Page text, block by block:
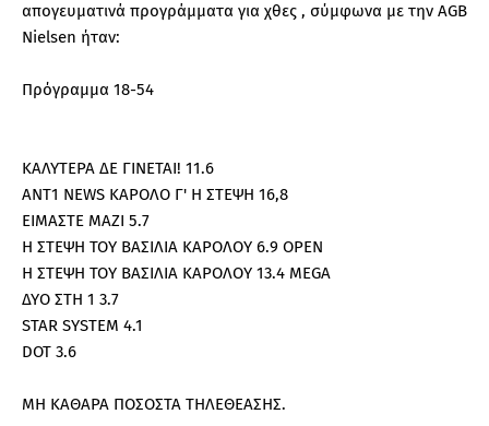
απογευματινά προγράμματα για χθες , σύμφωνα με την AGB
Nielsen ήταν:
Πρόγραμμα 18-54
ΚΑΛΥΤΕΡΑ ΔΕ ΓΙΝΕΤΑΙ! 11.6
ΑΝΤ1 NEWS ΚΑΡΟΛΟ Γ' Η ΣΤΕΨΗ 16,8
ΕΙΜΑΣΤΕ ΜΑΖΙ 5.7
Η ΣΤEΨΗ ΤΟΥ ΒΑΣΙΛΙΑ ΚΑΡΟΛΟΥ 6.9 OPEN
Η ΣΤEΨΗ ΤΟΥ ΒΑΣΙΛΙΑ ΚΑΡΟΛΟΥ 13.4 ΜEGA
ΔΥΟ ΣΤΗ 1 3.7
STAR SYSTEM 4.1
DOT 3.6
ΜΗ ΚΑΘΑΡΑ ΠΟΣΟΣΤΑ ΤΗΛΕΘΕΑΣΗΣ.